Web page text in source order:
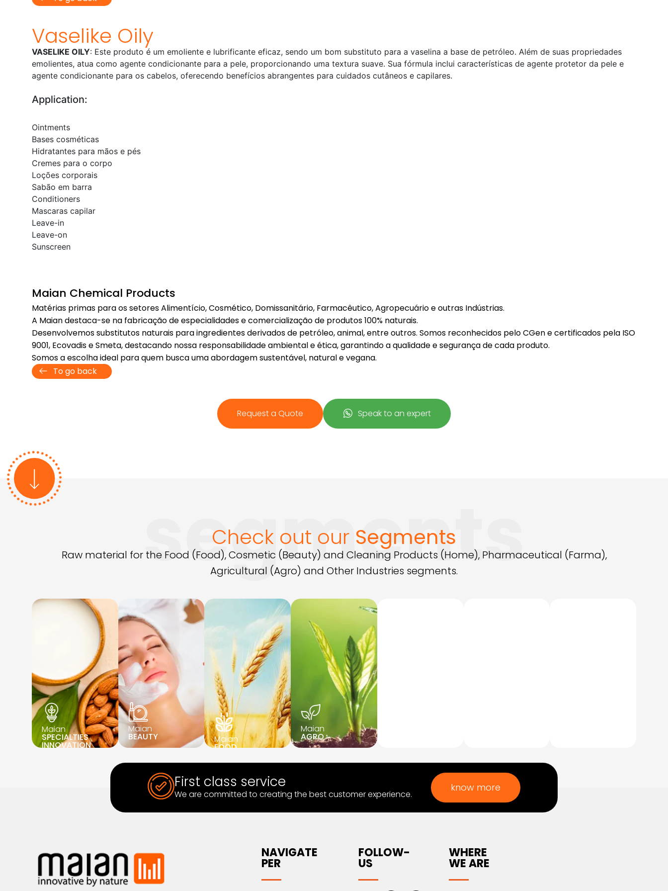
Vaselike Oily
VASELIKE OILY: Este produto é um emoliente e lubrificante eficaz, sendo um bom substituto para a vaselina a base de petróleo. Além de suas propriedades
emolientes, atua como agente condicionante para a pele, proporcionando uma textura suave. Sua fórmula inclui características de agente protetor da pele e
agente condicionante para os cabelos, oferecendo benefícios abrangentes para cuidados cutâneos e capilares.
Application:
Ointments
Bases cosméticas
Hidratantes para mãos e pés
Cremes para o corpo
Loções corporais
Sabão em barra
Conditioners
Mascaras capilar
Leave-in
Leave-on
Sunscreen
Maian Chemical Products
Matérias primas para os setores Alimentício, Cosmético, Domissanitário, Farmacêutico, Agropecuário e outras Indústrias.
A Maian destaca-se na fabricação de especialidades e comercialização de produtos 100% naturais.
Desenvolvemos substitutos naturais para ingredientes derivados de petróleo, animal, entre outros. Somos reconhecidos pelo CGen e certificados pela ISO
9001, Ecovadis e Smeta, destacando nossa responsabilidade ambiental e ética, garantindo a qualidade e segurança de cada produto.
Somos a escolha ideal para quem busca uma abordagem sustentável, natural e vegana.
To go back
Request a Quote Speak to an expert
segments
Check out our Segments
Raw material for the Food (Food), Cosmetic (Beauty) and Cleaning Products (Home), Pharmaceutical (Farma),
Agricultural (Agro) and Other Industries segments.
Maian
SPECIALTIES
INNOVATION
Maian
BEAUTY Maian
FOOD
Maian
AGRO
First class service
We are committed to creating the best customer experience.
know more
NAVIGATE
PER
FOLLOW-
US
WHERE
WE ARE